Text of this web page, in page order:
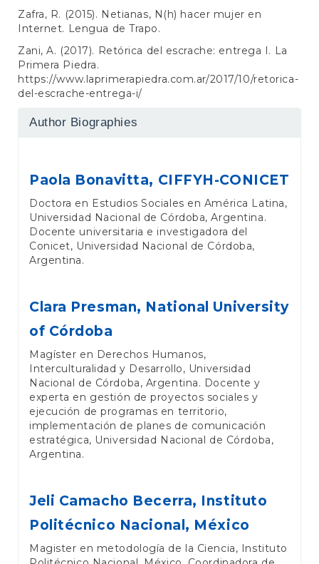
Zafra, R. (2015). Netianas, N(h) hacer mujer en
Internet. Lengua de Trapo.
Zani, A. (2017). Retórica del escrache: entrega I. La
Primera Piedra.
https://www.laprimerapiedra.com.ar/2017/10/retorica-
del-escrache-entrega-i/
Author Biographies
Paola Bonavitta, CIFFYH-CONICET
Doctora en Estudios Sociales en América Latina,
Universidad Nacional de Córdoba, Argentina.
Docente universitaria e investigadora del
Conicet, Universidad Nacional de Córdoba,
Argentina.
Clara Presman, National University
of Córdoba
Magíster en Derechos Humanos,
Interculturalidad y Desarrollo, Universidad
Nacional de Córdoba, Argentina. Docente y
experta en gestión de proyectos sociales y
ejecución de programas en territorio,
implementación de planes de comunicación
estratégica, Universidad Nacional de Córdoba,
Argentina.
Jeli Camacho Becerra, Instituto
Politécnico Nacional, México
Magister en metodología de la Ciencia, Instituto